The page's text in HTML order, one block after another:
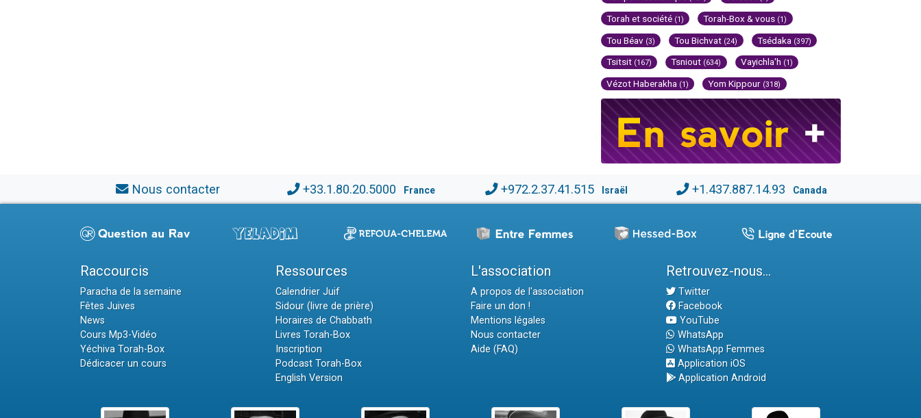
Torah et société (1) Torah-Box & vous (1)
Tou Béav (3) Tou Bichvat (24) Tsédaka (397)
Tsitsit (167) Tsniout (634) Vayichla'h (1)
Vézot Haberakha (1) Yom Kippour (318)
Nous contacter +33.1.80.20.5000 France +972.2.37.41.515 Israël +1.437.887.14.93 Canada
Raccourcis
Paracha de la semaine
Fêtes Juives
News
Cours Mp3-Vidéo
Yéchiva Torah-Box
Dédicacer un cours
Ressources
Calendrier Juif
Sidour (livre de prière)
Horaires de Chabbath
Livres Torah-Box
Inscription
Podcast Torah-Box
English Version
L'association
A propos de l'association
Faire un don !
Mentions légales
Nous contacter
Aide (FAQ)
Retrouvez-nous...
Twitter
Facebook
YouTube
WhatsApp
WhatsApp Femmes
Application iOS
Application Android